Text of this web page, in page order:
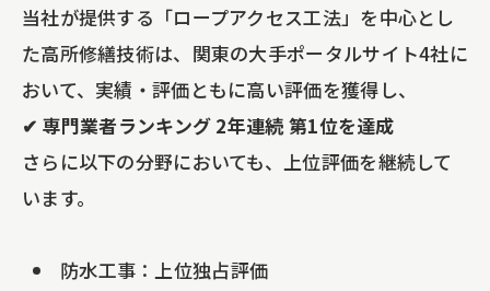
当社が提供する「ロープアクセス工法」を中心とし
た高所修繕技術は、関東の大手ポータルサイト4社に
おいて、実績・評価ともに高い評価を獲得し、
✔ 専門業者ランキング 2年連続 第1位を達成
さらに以下の分野においても、上位評価を継続して
います。
防水工事：上位独占評価